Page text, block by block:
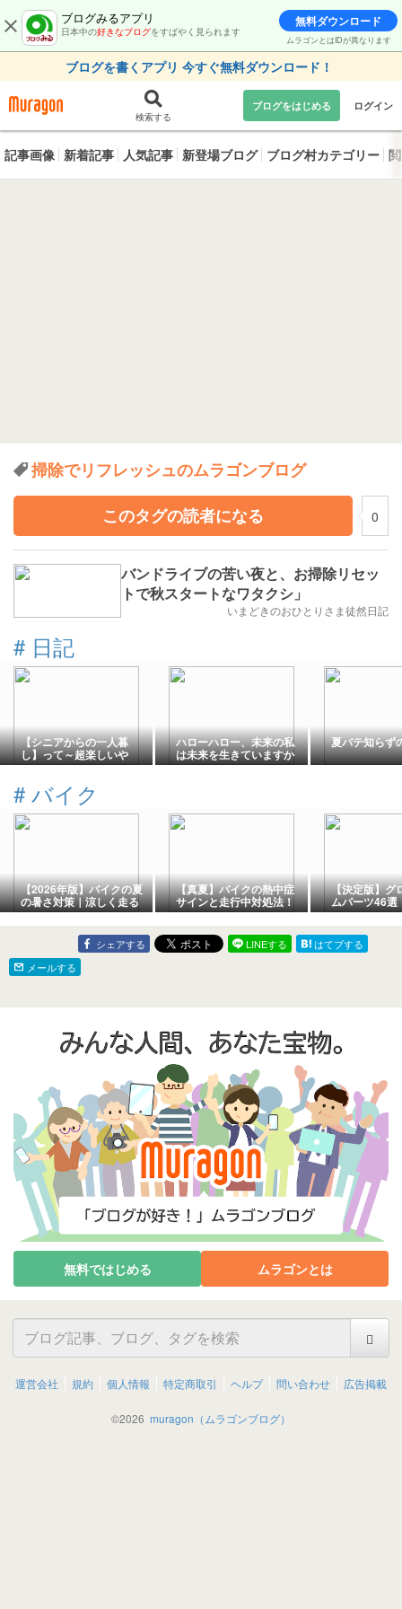
ブログみるアプリ
日本中の好きなブログをすばやく見られます
無料ダウンロード
ムラゴンとはIDが異なります
ブログを書くアプリ 今すぐ無料ダウンロード！
検索する
ブログをはじめる ログイン
記事画像 新着記事 人気記事 新登場ブログ ブログ村カテゴリー
掃除でリフレッシュのムラゴンブログ
このタグの読者になる
0
バンドライブの苦い夜と、お掃除リセッ
トで秋スタートなワタクシ」
いまどきのおひとりさま徒然日記
# 日記
【シニアからの一人暮
し】って～超楽しいや
ん…と思って始めたのが
ハローハロー、未来の私
は未来を生きていますか
夏バテ知らず
# バイク
【2026年版】バイクの夏
の暑さ対策｜涼しく走る
装備・グッズ・走り方を
経験者が解説！
【真夏】バイクの熱中症
サインと走行中対処法！
倒れる前にやるべきこ
と！
【決定版】グ
ムパーツ46選
けから上級者
しない取付方
シェアする LINEする
はてブする
メールする
無料ではじめる ムラゴンとは
運営会社 規約 個人情報 特定商取引 ヘルプ 問い合わせ 広告掲載
©2026 muragon（ムラゴンブログ）